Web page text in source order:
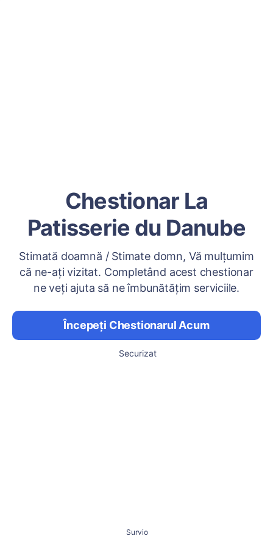
Chestionar La
Patisserie du Danube
Stimată doamnă / Stimate domn, Vă mulțumim
că ne-ați vizitat. Completând acest chestionar
ne veți ajuta să ne îmbunătățim serviciile.
Începeți Chestionarul Acum
Securizat
Survio